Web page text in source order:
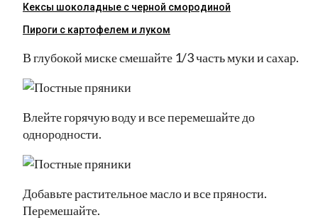
Кексы шоколадные с черной смородиной
Пироги c картофелем и луком
В глубокой миске смешайте 1/3 часть муки и сахар.
Влейте горячую воду и все перемешайте до
однородности.
Добавьте растительное масло и все пряности.
Перемешайте.